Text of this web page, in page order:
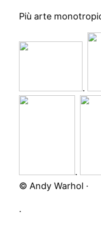
Più arte
.
.
© Andy Warhol ·
.